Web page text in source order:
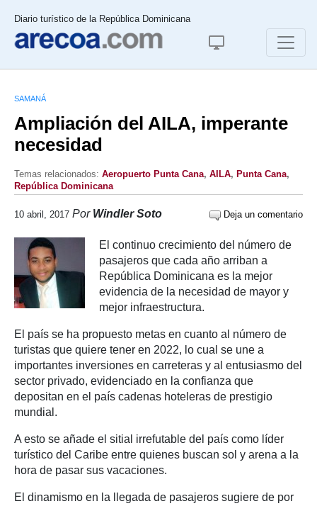
Diario turístico de la República Dominicana
SAMANÁ
Ampliación del AILA, imperante
necesidad
Temas relacionados: Aeropuerto Punta Cana, AILA, Punta Cana,
República Dominicana
10 abril, 2017 Por Windler Soto Deja un comentario
El continuo crecimiento del número de
pasajeros que cada año arriban a
República Dominicana es la mejor
evidencia de la necesidad de mayor y
mejor infraestructura.
El país se ha propuesto metas en cuanto al número de
turistas que quiere tener en 2022, lo cual se une a
importantes inversiones en carreteras y al entusiasmo del
sector privado, evidenciado en la confianza que
depositan en el país cadenas hoteleras de prestigio
mundial.
A esto se añade el sitial irrefutable del país como líder
turístico del Caribe entre quienes buscan sol y arena a la
hora de pasar sus vacaciones.
El dinamismo en la llegada de pasajeros sugiere de por